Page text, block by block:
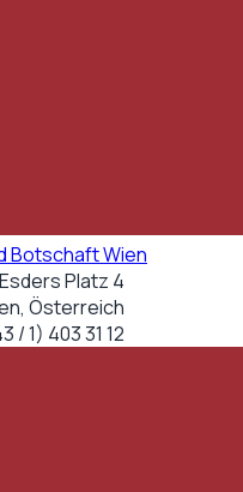
Botschaft Wien
Platz 4
Österreich
/ 1) 403 31 12